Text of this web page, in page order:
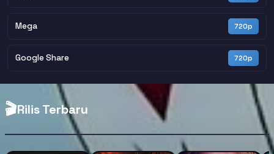
Mega 720p
Google Share 720p
🎬Rilis Terbaru